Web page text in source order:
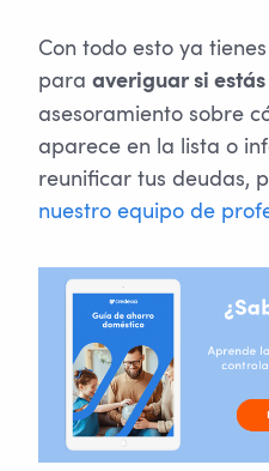
Con todo esto ya
para averiguar si estás
asesoramiento sobre
aparece en la lista o
reunificar tus deudas,
nuestro equipo de